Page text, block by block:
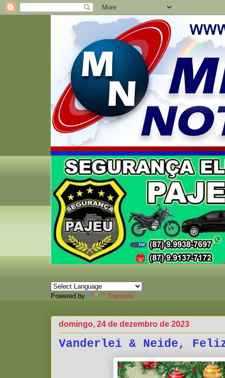
Powered by Translate
domingo, 24 de dezembro de 2023
Vanderlei & Neide,